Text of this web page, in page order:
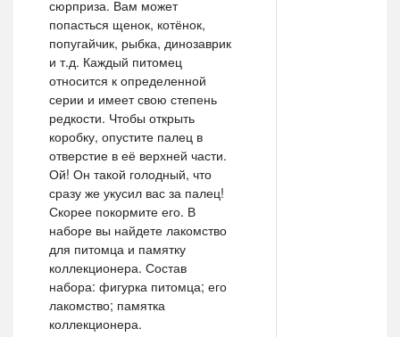
сюрприза. Вам может
попасться щенок, котёнок,
попугайчик, рыбка, динозаврик
и т.д. Каждый питомец
относится к определенной
серии и имеет свою степень
редкости. Чтобы открыть
коробку, опустите палец в
отверстие в её верхней части.
Ой! Он такой голодный, что
сразу же укусил вас за палец!
Скорее покормите его. В
наборе вы найдете лакомство
для питомца и памятку
коллекционера. Состав
набора: фигурка питомца; его
лакомство; памятка
коллекционера.